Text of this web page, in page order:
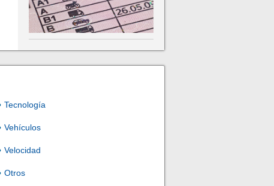
Tecnología
Vehículos
Velocidad
Otros